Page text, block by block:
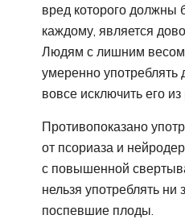
вред которого должны
каждому, является
Людям с лишним весом
умеренно употреблять
вовсе исключить его из
Противопоказано
от псориаза и
с повышенной
нельзя употреблять ни
поспевшие плоды.